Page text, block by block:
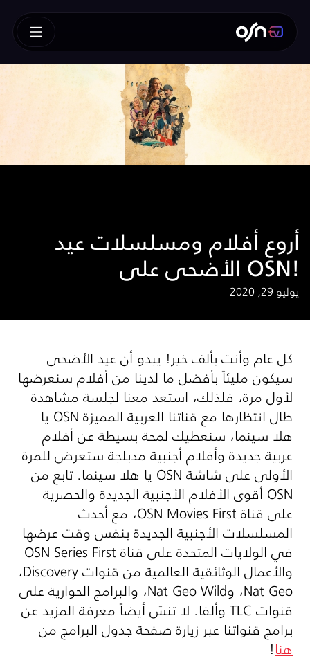
أروع أفلام ومسلسلات عيد
الأضحى على OSN!
يوليو 29, 2020
كل عام وأنت بألف خير! يبدو أن عيد الأضحى
سيكون مليئاً بأفضل ما لدينا من أفلام سنعرضها
لأول مرة، فلذلك، استعد معنا لجلسة مشاهدة
طال انتظارها مع قناتنا العربية المميزةOSN يا
هلا سينما، سنعطيك لمحة بسيطة عن أفلام
عربية جديدة وأفلام أجنبية مدبلجة ستعرض للمرة
الأولى على شاشةOSN يا هلا سينما. تابع من
OSN أقوى الأفلام الأجنبية الجديدة والحصرية
على قناةOSN Movies First، مع أحدث
المسلسلات الأجنبية الجديدة بنفس وقت عرضها
في الولايات المتحدة على قناةOSN Series First
والأعمال الوثائقية العالمية من قنواتDiscovery،
Nat Geo، وNat Geo Wild، والبرامج الحوارية على
قنواتTLCوألفا. لا تنسَ أيضاً معرفة المزيد عن
برامج قنواتنا عبر زيارة صفحة جدول البرامج من
هنا!